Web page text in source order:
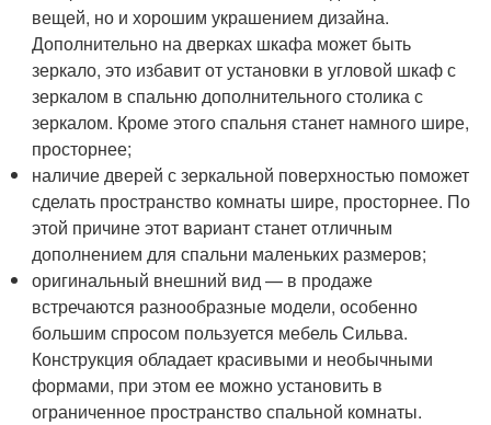
вещей, но и хорошим украшением дизайна.
Дополнительно на дверках шкафа может быть
зеркало, это избавит от установки в угловой шкаф с
зеркалом в спальню дополнительного столика с
зеркалом. Кроме этого спальня станет намного шире,
просторнее;
наличие дверей с зеркальной поверхностью поможет
сделать пространство комнаты шире, просторнее. По
этой причине этот вариант станет отличным
дополнением для спальни маленьких размеров;
оригинальный внешний вид — в продаже
встречаются разнообразные модели, особенно
большим спросом пользуется мебель Сильва.
Конструкция обладает красивыми и необычными
формами, при этом ее можно установить в
ограниченное пространство спальной комнаты.